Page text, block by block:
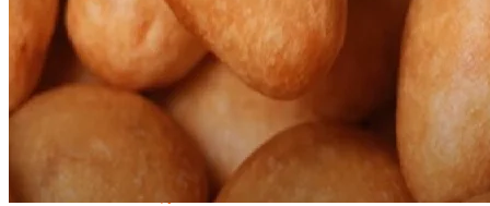
Eat Clean
Food Stylist
Master Class
Bếp Gia Đình
Học Nấu Ăn Mở Quán
Chuyên Đề Bếp Nóng
Khởi Sự Kinh Doanh Ngành F&B
Khởi Sự Kinh Doanh Nhà Hàng
Bí Quyết Kinh Doanh và Vận Hành Mô Hình Ẩm Thực
Video Dạy Nấu Ăn